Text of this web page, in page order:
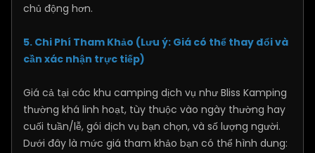
chủ động hơn.
5. Chi Phí Tham Khảo (Lưu ý: Giá có thể thay đổi và
cần xác nhận trực tiếp)
Giá cả tại các khu camping dịch vụ như Bliss Kamping
thường khá linh hoạt, tùy thuộc vào ngày thường hay
cuối tuần/lễ, gói dịch vụ bạn chọn, và số lượng người.
Dưới đây là mức giá tham khảo bạn có thể hình dung: